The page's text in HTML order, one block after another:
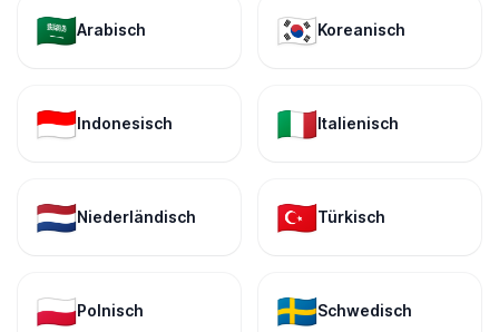
🇸🇦Arabisch 🇰🇷Koreanisch
🇮🇩Indonesisch 🇮🇹Italienisch
🇳🇱Niederländisch 🇹🇷Türkisch
🇵🇱Polnisch 🇸🇪Schwedisch